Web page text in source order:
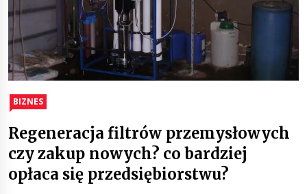
BIZNES
Regeneracja filtrów przemysłowych
czy zakup nowych? co bardziej
opłaca się przedsiębiorstwu?